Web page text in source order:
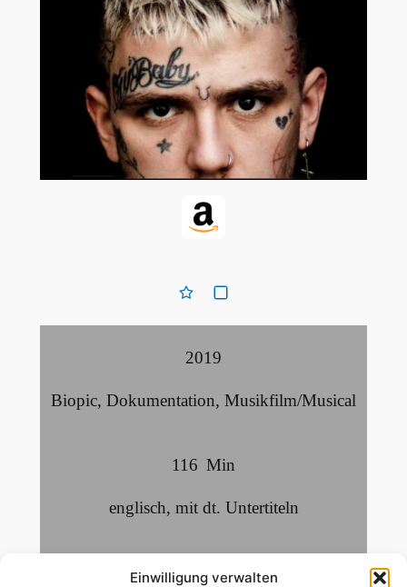
Einwilligung verwalten
2019
Biopic, Dokumentation, Musikfilm/Musical
116 Min
englisch, mit dt. Untertiteln
ab 16 Jahren